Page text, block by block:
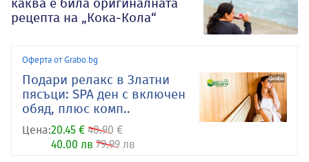
рецепта на „Кока-Кола“
Оферта от Grabo.bg
Подари релакс в Златни
пясъци: SPA ден с включен
обяд, плюс комп..
Цена:20.45 € 40.90 €
40.00 лв 79.99 лв